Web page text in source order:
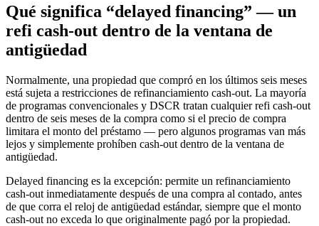
Qué significa “delayed financing” — un
refi cash-out dentro de la ventana de
antigüedad
Normalmente, una propiedad que compró en los últimos seis meses
está sujeta a restricciones de refinanciamiento cash-out. La mayoría
de programas convencionales y DSCR tratan cualquier refi cash-out
dentro de seis meses de la compra como si el precio de compra
limitara el monto del préstamo — pero algunos programas van más
lejos y simplemente prohíben cash-out dentro de la ventana de
antigüedad.
Delayed financing es la excepción: permite un refinanciamiento
cash-out inmediatamente después de una compra al contado, antes
de que corra el reloj de antigüedad estándar, siempre que el monto
cash-out no exceda lo que originalmente pagó por la propiedad.